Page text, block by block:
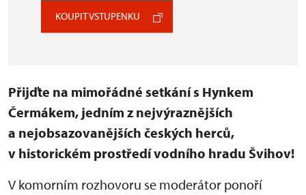
KOUPIT VSTUPENKU
Přijďte na mimořádné setkání s Hynkem
Čermákem, jedním z nejvýraznějších
a nejobsazovanějších českých herců,
v historickém prostředí vodního hradu Švihov!
V komorním rozhovoru se moderátor ponoří